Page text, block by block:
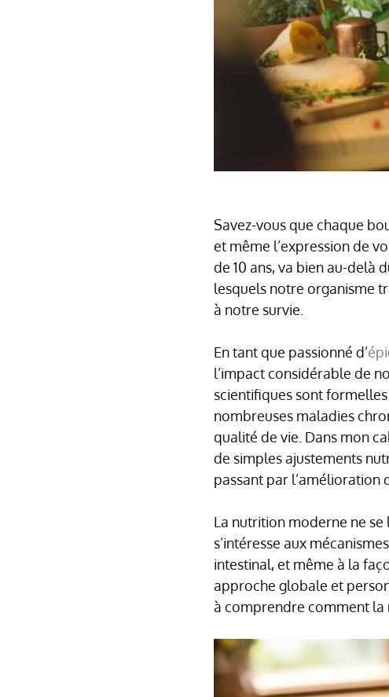
Savez-vous que chaque
et même l’expression de
de 10 ans, va bien au-delà
lesquels notre organisme
à notre survie.
En tant que passionné d’
l’impact considérable de
scientifiques sont
nombreuses maladies
qualité de vie. Dans mon
de simples ajustements
passant par l’amélioration
La nutrition moderne ne
s’intéresse aux
intestinal, et même à la
approche globale et
à comprendre comment la